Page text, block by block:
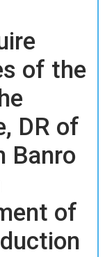
of the
DR of
Banro
of